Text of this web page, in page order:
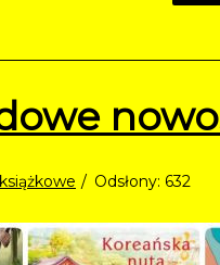
Odsłony: 632